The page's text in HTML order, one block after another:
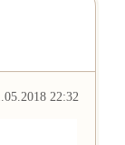
22:32